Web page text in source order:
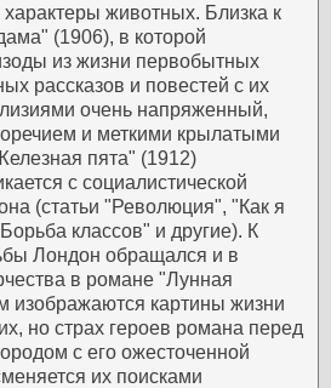
животных. Близка к
(1906), в которой
из жизни первобытных
рассказов и повестей с их
очень напряженный,
и меткими крылатыми
пята" (1912)
с социалистической
(статьи "Революция", "Как я
классов" и другие). К
Лондон обращался и в
в романе "Лунная
изображаются картины жизни
но страх героев романа перед
с его ожесточенной
их поисками